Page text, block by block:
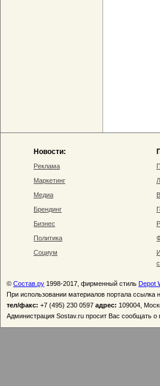
Новости:
Реклама
Маркетинг
Медиа
Брендинг
Бизнес
Политика
Социум
© Состав.ру 1998-2017, фирменный стиль Depot
При использовании материалов портала ссылка
тел/факс: +7 (495) 230 0597 адрес: 109004,
Администрация Sostav.ru просит Вас сообщать